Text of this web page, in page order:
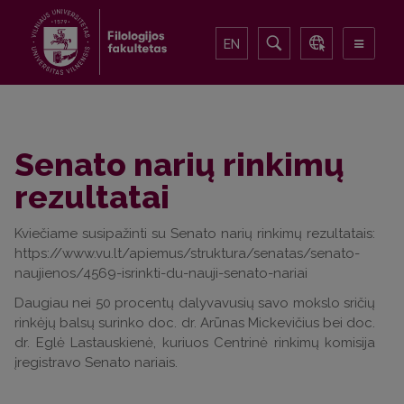
EN
Senato narių rinkimų
rezultatai
Kviečiame susipažinti su Senato narių rinkimų rezultatais:
https://www.vu.lt/apiemus/struktura/senatas/senato-
naujienos/4569-isrinkti-du-nauji-senato-nariai
Daugiau nei 50 procentų dalyvavusių savo mokslo sričių
rinkėjų balsų surinko doc. dr. Arūnas Mickevičius bei doc.
dr. Eglė Lastauskienė, kuriuos Centrinė rinkimų komisija
įregistravo Senato nariais.